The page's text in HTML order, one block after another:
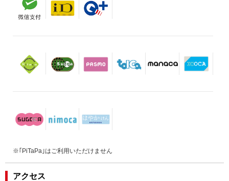
※｢PiTaPa｣はご利用いただけません
アクセス